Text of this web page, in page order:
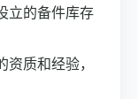
立的备件库存
质和经验，